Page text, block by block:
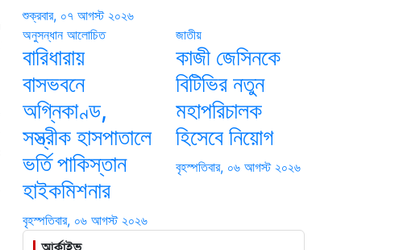
শুক্রবার, ০৭ আগস্ট ২০২৬
অনুসন্ধান আলোচিত
বারিধারায়
বাসভবনে
অগ্নিকাণ্ড,
সস্ত্রীক হাসপাতালে
ভর্তি পাকিস্তান
হাইকমিশনার
বৃহস্পতিবার, ০৬ আগস্ট ২০২৬
জাতীয়
কাজী জেসিনকে
বিটিভির নতুন
মহাপরিচালক
হিসেবে নিয়োগ
বৃহস্পতিবার, ০৬ আগস্ট ২০২৬